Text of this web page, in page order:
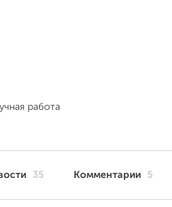
работа
35 Комментарии 5